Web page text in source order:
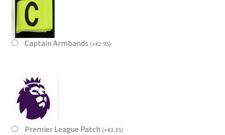
Captain Armbands (+€2.95)
Premier League Patch (+€3.35)